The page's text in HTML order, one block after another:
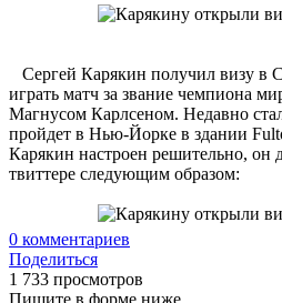
Сергей Карякин получил визу в
играть матч за звание чемпиона
Магнусом Карлсеном. Недавно
пройдет в Нью-Йорке в здании
Карякин настроен решительно, он
твиттере следующим образом:
0 комментариев
Поделиться
1 733 просмотров
Пишите в форме ниже